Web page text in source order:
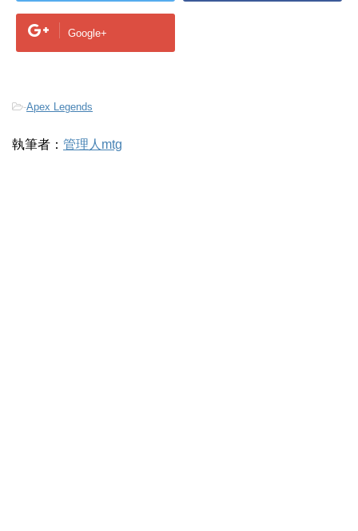
Google+
-Apex Legends
執筆者： 管理人mtg